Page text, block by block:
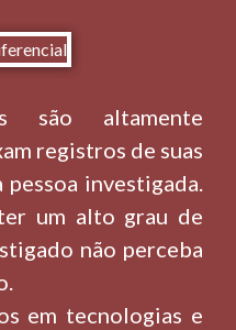
são altamente
registros de suas
pessoa investigada.
um alto grau de
não perceba
em tecnologias e